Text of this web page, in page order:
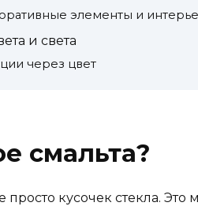
элементы и
и света
через цвет
смальта?
просто кусочек стекла.